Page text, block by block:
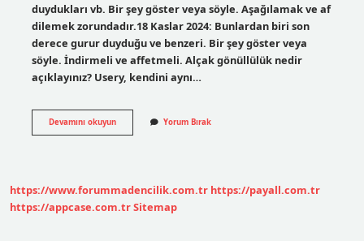
duydukları vb. Bir şey göster veya söyle. Aşağılamak ve af
dilemek zorundadır.18 Kaslar 2024: Bunlardan biri son
derece gurur duyduğu ve benzeri. Bir şey göster veya
söyle. İndirmeli ve affetmeli. Alçak gönüllülük nedir
açıklayınız? Usery, kendini aynı…
Devamını okuyunAlçakgönüllü
Neden
Yorum Bırak
https://www.forummadencilik.com.tr https://payall.com.tr
https://appcase.com.trSitemap